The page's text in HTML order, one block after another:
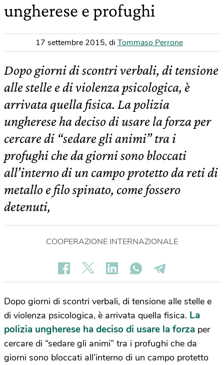
ungherese e profughi
17 settembre 2015, di Tommaso Perrone
Dopo giorni di scontri verbali, di tensione
alle stelle e di violenza psicologica, è
arrivata quella fisica. La polizia
ungherese ha deciso di usare la forza per
cercare di “sedare gli animi” tra i
profughi che da giorni sono bloccati
all’interno di un campo protetto da reti di
metallo e filo spinato, come fossero
detenuti,
COOPERAZIONE INTERNAZIONALE
Dopo giorni di scontri verbali, di tensione alle stelle e
di violenza psicologica, è arrivata quella fisica. La
polizia ungherese ha deciso di usare la forza per
cercare di “sedare gli animi” tra i profughi che da
giorni sono bloccati all’interno di un campo protetto